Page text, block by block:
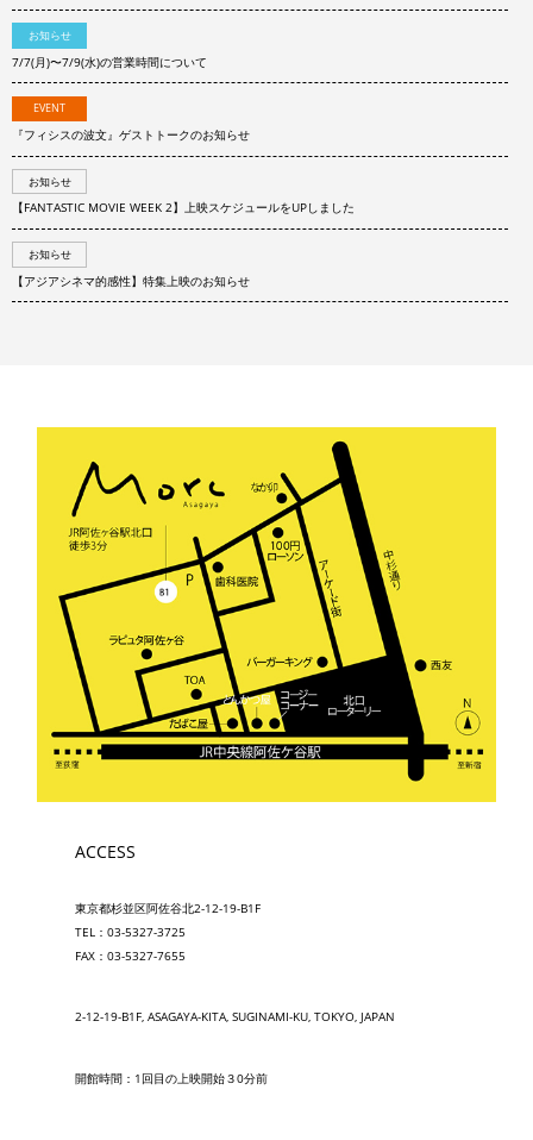
お知らせ
7/7(月)〜7/9(水)の営業時間について
EVENT
『フィシスの波文』ゲストトークのお知らせ
お知らせ
【FANTASTIC MOVIE WEEK 2】上映スケジュールをUPしました
お知らせ
【アジアシネマ的感性】特集上映のお知らせ
ACCESS
東京都杉並区阿佐谷北2-12-19-B1F
TEL：03-5327-3725
FAX：03-5327-7655
2-12-19-B1F, ASAGAYA-KITA, SUGINAMI-KU, TOKYO, JAPAN
開館時間：1回目の上映開始３0分前